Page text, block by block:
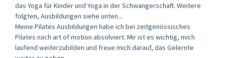
das Yoga für Kinder und Yoga in der Schwangerschaft. Weitere
folgten, Ausbildungen siehe unten...
Meine Pilates Ausbildungen habe ich bei zeitgenössisches
Pilates nach art of motion absolviert. Mir ist es wichtig, mich
laufend weiterzubilden und freue mich darauf, das Gelernte